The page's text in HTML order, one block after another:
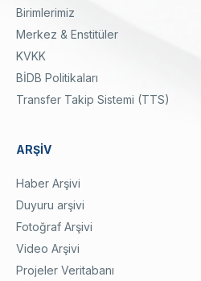
Birimlerimiz
Merkez & Enstitüler
KVKK
BİDB Politikaları
Transfer Takip Sistemi (TTS)
ARŞİV
Haber Arşivi
Duyuru arşivi
Fotoğraf Arşivi
Video Arşivi
Projeler Veritabanı